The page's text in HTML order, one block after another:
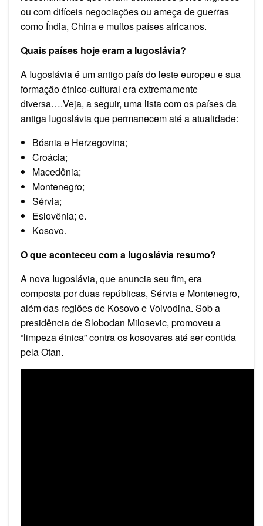
ou com difíceis negociações ou ameça de guerras
como Índia, China e muitos países africanos.
Quais países hoje eram a Iugoslávia?
A Iugoslávia é um antigo país do leste europeu e sua
formação étnico-cultural era extremamente
diversa….Veja, a seguir, uma lista com os países da
antiga Iugoslávia que permanecem até a atualidade:
Bósnia e Herzegovina;
Croácia;
Macedônia;
Montenegro;
Sérvia;
Eslovênia; e.
Kosovo.
O que aconteceu com a Iugoslávia resumo?
A nova Iugoslávia, que anuncia seu fim, era
composta por duas repúblicas, Sérvia e Montenegro,
além das regiões de Kosovo e Voivodina. Sob a
presidência de Slobodan Milosevic, promoveu a
“limpeza étnica” contra os kosovares até ser contida
pela Otan.